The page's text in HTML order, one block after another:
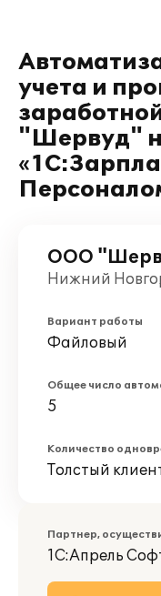
учета и
"Шервуд"
ООО
Нижний
Вариант работы
Файловый
Общее число
5
Количество
Толстый
Партнер,
1С:Апрель